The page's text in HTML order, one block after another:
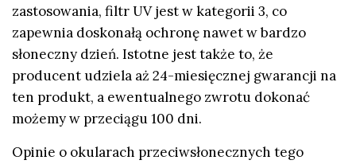
zastosowania, filtr UV jest w kategorii 3, co
zapewnia doskonałą ochronę nawet w bardzo
słoneczny dzień. Istotne jest także to, że
producent udziela aż 24-miesięcznej gwarancji na
ten produkt, a ewentualnego zwrotu dokonać
możemy w przeciągu 100 dni.
Opinie o okularach przeciwsłonecznych tego